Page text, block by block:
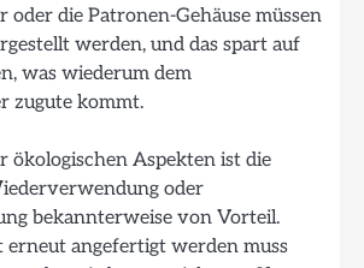
die Patronen-Gehäuse müssen
werden, und das spart auf
was wiederum dem
zugute kommt.
ökologischen Aspekten ist die
oder
bekannterweise von Vorteil.
angefertigt werden muss